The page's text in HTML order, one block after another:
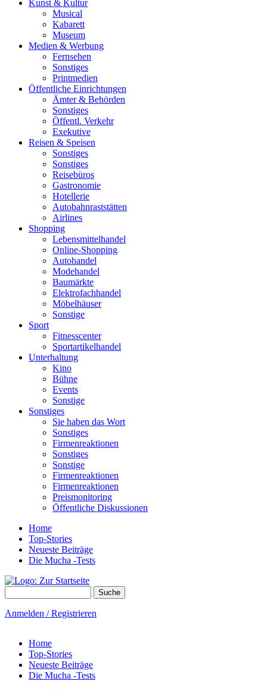
Kunst & Kultur
Musical
Kabarett
Museum
Medien & Werbung
Fernsehen
Sonstiges
Printmedien
Öffentliche Einrichtungen
Ämter & Behörden
Sonstiges
Öffentl. Verkehr
Exekutive
Reisen & Speisen
Sonstiges
Sonstiges
Reisebüros
Gastronomie
Hotellerie
Autobahnraststätten
Airlines
Shopping
Lebensmittelhandel
Online-Shopping
Autohandel
Modehandel
Baumärkte
Elektrofachhandel
Möbelhäuser
Sonstige
Sport
Fitnesscenter
Sportartikelhandel
Unterhaltung
Kino
Bühne
Events
Sonstige
Sonstiges
Sie haben das Wort
Sonstiges
Firmenreaktionen
Sonstiges
Sonstige
Firmenreaktionen
Firmenreaktionen
Preismonitoring
Öffentliche Diskussionen
Home
Top-Stories
Neueste Beiträge
Die Mucha -Tests
Anmelden / Registrieren
Home
Top-Stories
Neueste Beiträge
Die Mucha -Tests